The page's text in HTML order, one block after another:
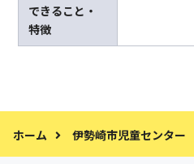
できること・
特徴
ホーム 伊勢崎市児童センター